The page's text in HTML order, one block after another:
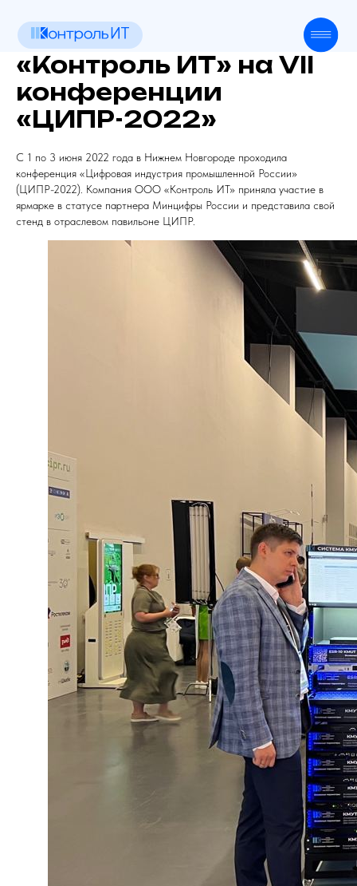
Главная
О компании
Продукт
Оборудование
Контакты
Новости
Техподдержка
«Контроль ИТ» на VII
конференции
«ЦИПР-2022»
С 1 по 3 июня 2022 года в Нижнем Новгороде проходила
конференция «Цифровая индустрия промышленной России»
(ЦИПР-2022). Компания ООО «Контроль ИТ» приняла участие в
ярмарке в статусе партнера Минцифры России и представила свой
стенд в отраслевом павильоне ЦИПР.